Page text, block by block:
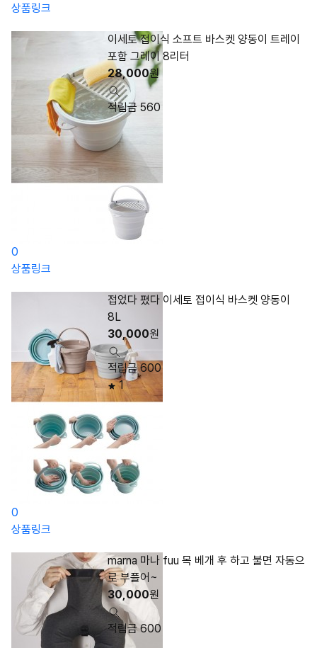
상품링크
0
이세토 접이식 소프트 바스켓 양동이 트레이
포함 그레이 8리터
28,000원
적립금 560
상품링크
0
접었다 폈다 이세토 접이식 바스켓 양동이
8L
30,000원
적립금 600
1
상품링크
marna 마나 fuu 목 베개 후 하고 불면 자동으
로 부플어~
30,000원
적립금 600